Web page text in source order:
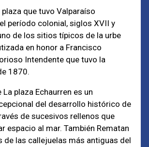
plaza que tuvo Valparaíso
período colonial, siglos XVII y
de los sitios típicos de la urbe
en honor a Francisco
Intendente que tuvo la
1870.
plaza Echaurren es un
del desarrollo histórico de
de sucesivos rellenos que
espacio al mar. También Rematan
de las callejuelas más antiguas del